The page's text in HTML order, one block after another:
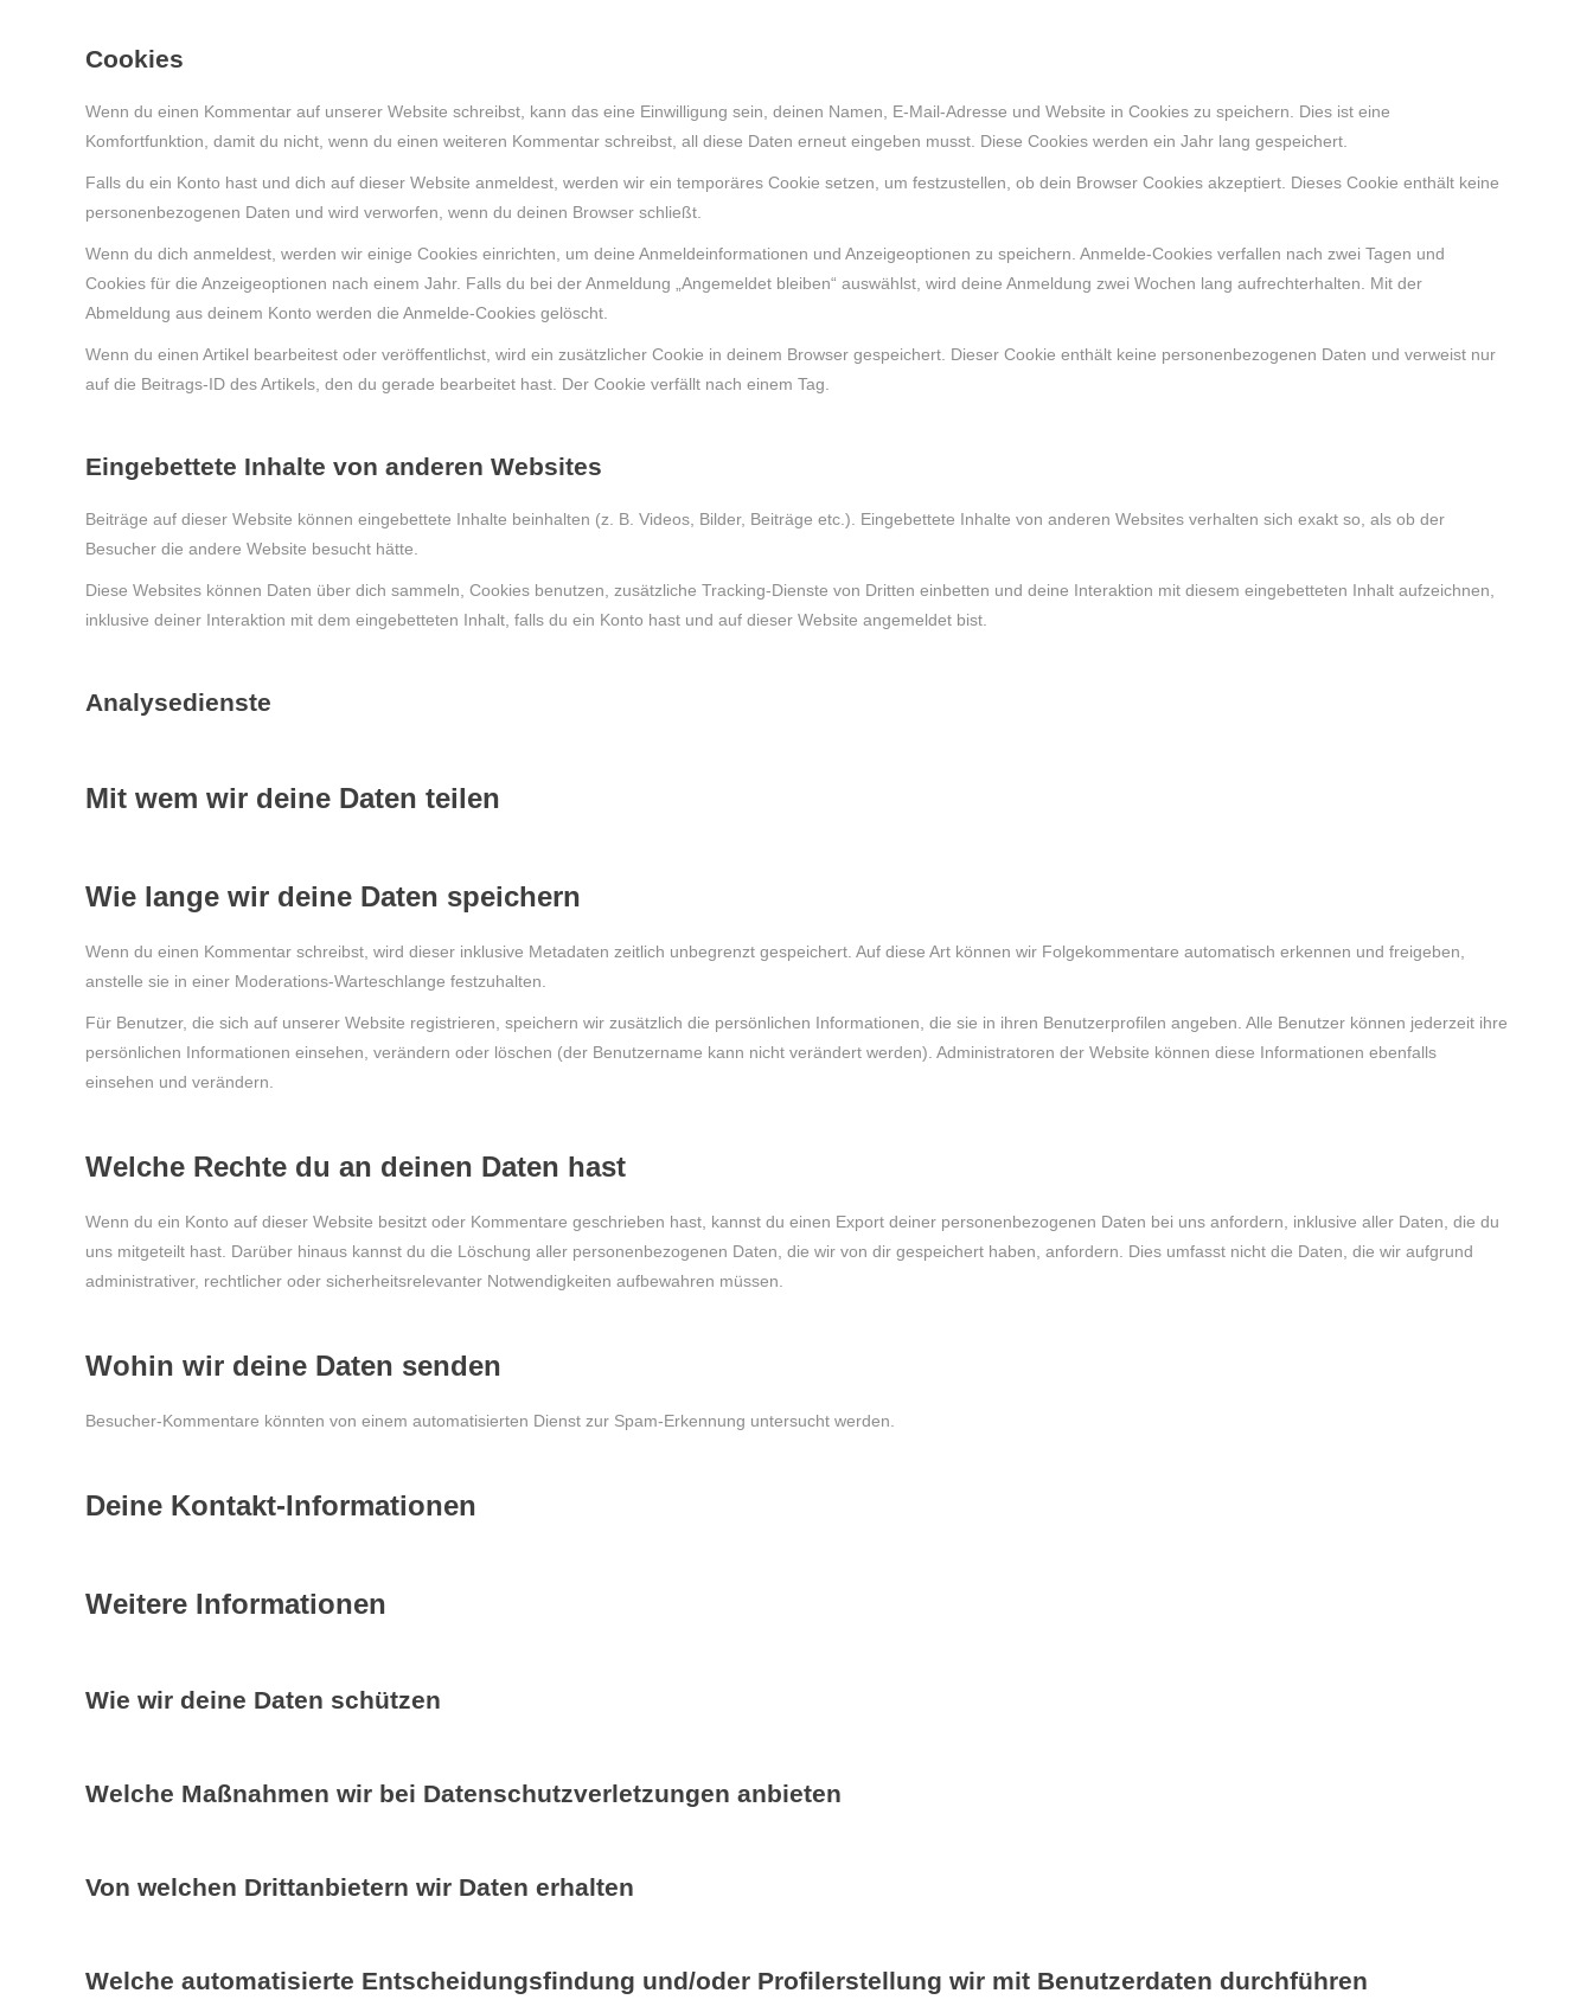
Cookies
Wenn du einen Kommentar auf unserer Website schreibst, kann das eine Einwilligung sein, deinen Namen, E-Mail-Adresse und Website in Cookies zu speichern. Dies ist eine
Komfortfunktion, damit du nicht, wenn du einen weiteren Kommentar schreibst, all diese Daten erneut eingeben musst. Diese Cookies werden ein Jahr lang gespeichert.
Falls du ein Konto hast und dich auf dieser Website anmeldest, werden wir ein temporäres Cookie setzen, um festzustellen, ob dein Browser Cookies akzeptiert. Dieses Cookie enthält keine
personenbezogenen Daten und wird verworfen, wenn du deinen Browser schließt.
Wenn du dich anmeldest, werden wir einige Cookies einrichten, um deine Anmeldeinformationen und Anzeigeoptionen zu speichern. Anmelde-Cookies verfallen nach zwei Tagen und
Cookies für die Anzeigeoptionen nach einem Jahr. Falls du bei der Anmeldung „Angemeldet bleiben“ auswählst, wird deine Anmeldung zwei Wochen lang aufrechterhalten. Mit der
Abmeldung aus deinem Konto werden die Anmelde-Cookies gelöscht.
Wenn du einen Artikel bearbeitest oder veröffentlichst, wird ein zusätzlicher Cookie in deinem Browser gespeichert. Dieser Cookie enthält keine personenbezogenen Daten und verweist nur
auf die Beitrags-ID des Artikels, den du gerade bearbeitet hast. Der Cookie verfällt nach einem Tag.
Eingebettete Inhalte von anderen Websites
Beiträge auf dieser Website können eingebettete Inhalte beinhalten (z. B. Videos, Bilder, Beiträge etc.). Eingebettete Inhalte von anderen Websites verhalten sich exakt so, als ob der
Besucher die andere Website besucht hätte.
Diese Websites können Daten über dich sammeln, Cookies benutzen, zusätzliche Tracking-Dienste von Dritten einbetten und deine Interaktion mit diesem eingebetteten Inhalt aufzeichnen,
inklusive deiner Interaktion mit dem eingebetteten Inhalt, falls du ein Konto hast und auf dieser Website angemeldet bist.
Analysedienste
Mit wem wir deine Daten teilen
Wie lange wir deine Daten speichern
Wenn du einen Kommentar schreibst, wird dieser inklusive Metadaten zeitlich unbegrenzt gespeichert. Auf diese Art können wir Folgekommentare automatisch erkennen und freigeben,
anstelle sie in einer Moderations-Warteschlange festzuhalten.
Für Benutzer, die sich auf unserer Website registrieren, speichern wir zusätzlich die persönlichen Informationen, die sie in ihren Benutzerprofilen angeben. Alle Benutzer können jederzeit ihre
persönlichen Informationen einsehen, verändern oder löschen (der Benutzername kann nicht verändert werden). Administratoren der Website können diese Informationen ebenfalls
einsehen und verändern.
Welche Rechte du an deinen Daten hast
Wenn du ein Konto auf dieser Website besitzt oder Kommentare geschrieben hast, kannst du einen Export deiner personenbezogenen Daten bei uns anfordern, inklusive aller Daten, die du
uns mitgeteilt hast. Darüber hinaus kannst du die Löschung aller personenbezogenen Daten, die wir von dir gespeichert haben, anfordern. Dies umfasst nicht die Daten, die wir aufgrund
administrativer, rechtlicher oder sicherheitsrelevanter Notwendigkeiten aufbewahren müssen.
Wohin wir deine Daten senden
Besucher-Kommentare könnten von einem automatisierten Dienst zur Spam-Erkennung untersucht werden.
Deine Kontakt-Informationen
Weitere Informationen
Wie wir deine Daten schützen
Welche Maßnahmen wir bei Datenschutzverletzungen anbieten
Von welchen Drittanbietern wir Daten erhalten
Welche automatisierte Entscheidungsfindung und/oder Profilerstellung wir mit Benutzerdaten durchführen